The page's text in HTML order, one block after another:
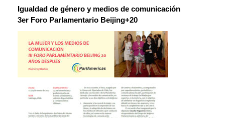
Igualdad de género y medios de comunicación
3er Foro Parlamentario Beijing+20